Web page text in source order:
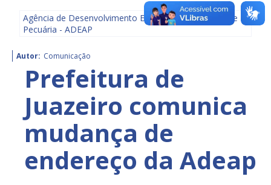
Agência de Desenvolvimento Econômico, Agricultura e
Pecuária - ADEAP
Autor: Comunicação
Prefeitura de
Juazeiro comunica
mudança de
endereço da Adeap